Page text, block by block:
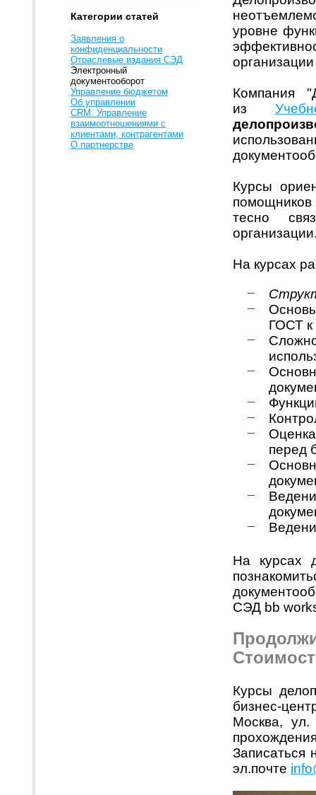
Категории статей
Заявления о
конфиденциальности
Отраслевые издания СЭД
Электронный
документооборот
Управление бюджетом
Об управлении
CRM: Управление
взаимоотношениями с
клиентами, контрагентами
О партнерстве
уровне
Компания
из
Курсы
помощников
тесно
На курсах
ГОСТ к
перед
На курсах
СЭД bb
Курсы
бизнес-
Москва, ул.
Записаться
эл.почте